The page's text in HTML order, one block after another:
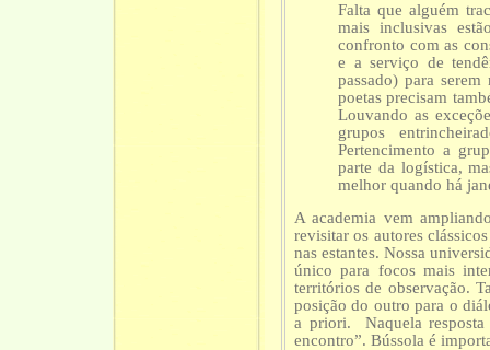
Falta que alguém
mais inclusivas
confronto com as
e a serviço de
passado) para
poetas precisam
Louvando as
grupos
Pertencimento a
parte da logística,
melhor quando há
A academia vem
revisitar os autores
nas estantes. Nossa
único para focos mais
territórios de observação.
posição do outro para o
a priori. Naquela resposta
encontro”. Bússola é